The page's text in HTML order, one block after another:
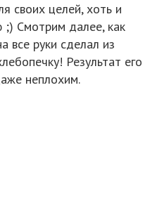
своих целей, хоть и
;) Смотрим далее, как
все руки сделал из
Результат его
неплохим.